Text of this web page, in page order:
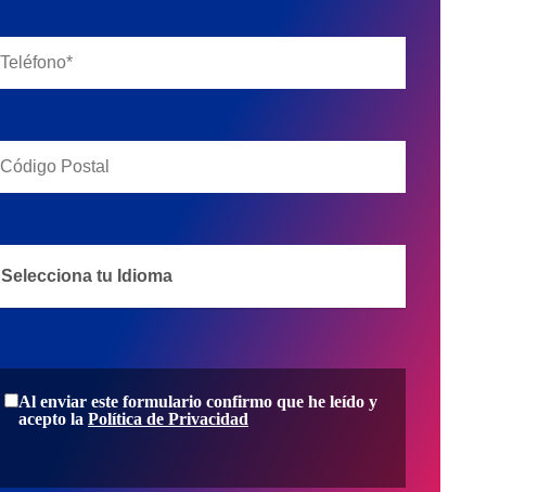
Al enviar este formulario confirmo que he leído y
acepto la Política de Privacidad